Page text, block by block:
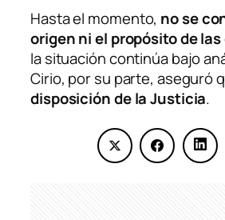
Hasta el momento, no se
origen ni el propósito de
la situación continúa bajo
Cirio, por su parte, aseguró
disposición de la Justicia.